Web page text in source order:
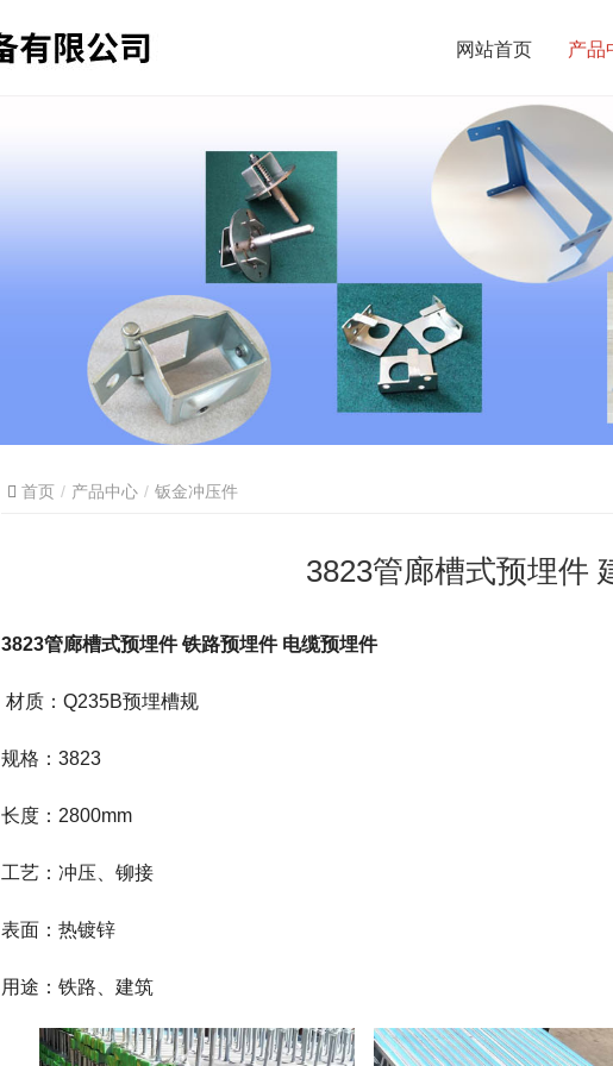
网站首页 产品
首页 产品中心 钣金冲压件
3823管廊槽式预埋件
3823管廊槽式预埋件 铁路预埋件 电缆预埋件
材质：Q235B预埋槽规
规格：3823
长度：2800mm
工艺：冲压、铆接
表面：热镀锌
用途：铁路、建筑